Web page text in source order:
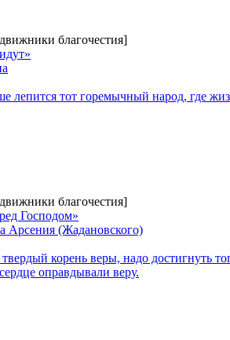
благочестия]
лепится тот горемычный народ, где
благочестия]
Господом»
Арсения (Жадановского)
корень веры, надо достигнуть
оправдывали веру.